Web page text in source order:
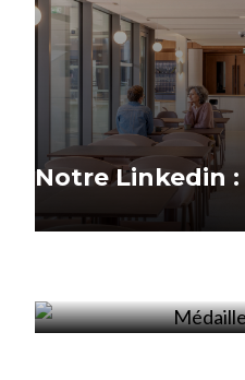
Notre Linkedin